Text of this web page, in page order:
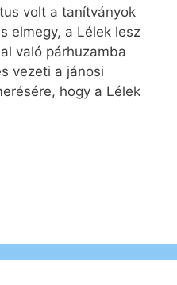
volt a tanítványok
elmegy, a Lélek lesz
való párhuzamba
vezeti a jánosi
hogy a Lélek